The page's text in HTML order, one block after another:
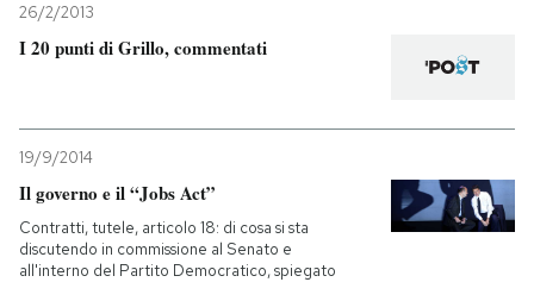
26/2/2013
I 20 punti di Grillo, commentati
19/9/2014
Il governo e il “Jobs Act”
Contratti, tutele, articolo 18: di cosa si sta
discutendo in commissione al Senato e
all'interno del Partito Democratico, spiegato